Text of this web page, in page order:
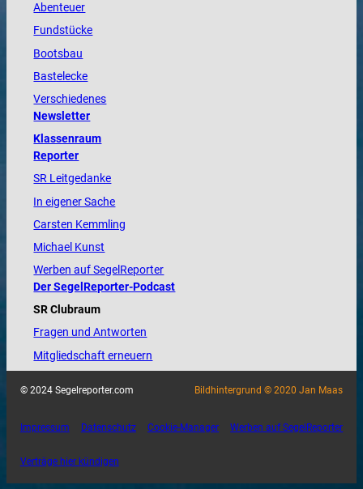
Abenteuer
Fundstücke
Bootsbau
Bastelecke
Verschiedenes
Newsletter
Klassenraum
Reporter
SR Leitgedanke
In eigener Sache
Carsten Kemmling
Michael Kunst
Werben auf SegelReporter
Der SegelReporter-Podcast
SR Clubraum
Fragen und Antworten
Mitgliedschaft erneuern
© 2024 Segelreporter.com Bildhintergrund © 2020 Jan Maas
Impressum Datenschutz Cookie-Manager Werben auf SegelReporter
Verträge hier kündigen